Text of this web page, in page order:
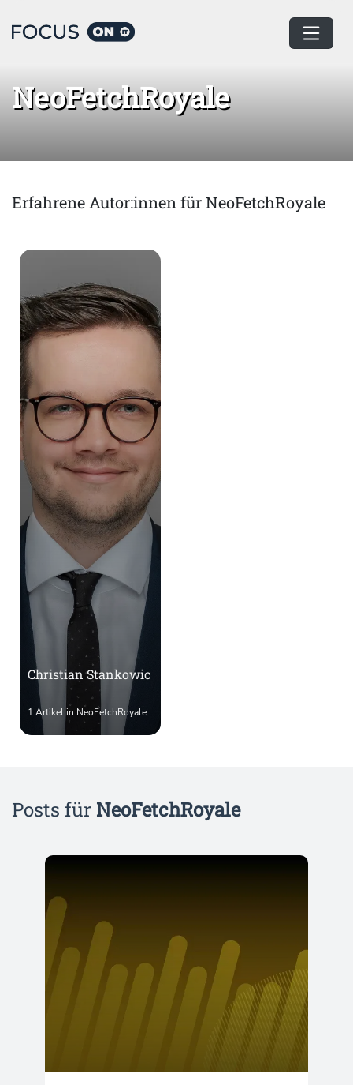
Home NeoFetchRoyale
NeoFetchRoyale
Erfahrene Autor:innen für NeoFetchRoyale
Christian Stankowic
1 Artikel in NeoFetchRoyale
Posts für NeoFetchRoyale